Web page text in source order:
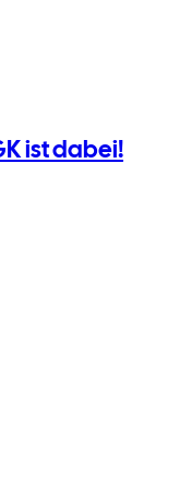
ist dabei!